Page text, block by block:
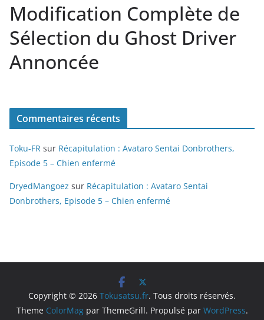
Modification Complète de
Sélection du Ghost Driver
Annoncée
Commentaires récents
Toku-FR sur Récapitulation : Avataro Sentai Donbrothers,
Episode 5 – Chien enfermé
DryedMangoez sur Récapitulation : Avataro Sentai
Donbrothers, Episode 5 – Chien enfermé
Copyright © 2026 Tokusatsu.fr. Tous droits réservés.
Theme ColorMagpar ThemeGrill. Propulsé par WordPress.